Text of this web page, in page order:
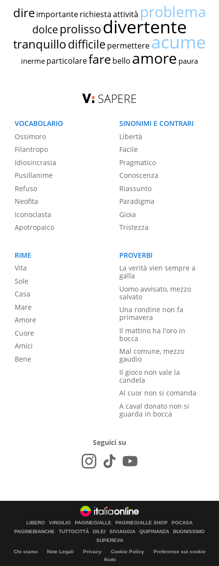
dire importante richiestaattività problema
dolce prolissodivertente
tranquillodifficile permettereacume
inerme particolarefare bello amore paura
SAPERE
VOCABOLARIO
Ossimoro
Filantropo
Idiosincrasia
Pusillanime
Refuso
Neofita
Iconoclasta
Apotropaico
SINONIMI E CONTRARI
Libertà
Facile
Pragmatico
Conoscenza
Riassunto
Paradigma
Gioia
Tristezza
RIME
Vita
Sole
Casa
Mare
Amore
Cuore
Amici
Bene
PROVERBI
La verità vien sempre a
galla
Uomo avvisato, mezzo
salvato
Una rondine non fa
primavera
Il mattino ha l'oro in
bocca
Mal comune, mezzo
gaudio
Il gioco non vale la
candela
Al cuor non si comanda
A caval donato non si
guarda in bocca
Seguici su
LIBERO VIRGILIO PAGINEGIALLE PAGINEGIALLE SHOP
PGCASA
PAGINEBIANCHE
TUTTOCITTÀ DILEI SIVIAGGIA QUIFINANZA
BUONISSIMO
SUPEREVA
Chi siamo Note Legali Privacy Cookie Policy
Preferenze sui cookie
Aiuto